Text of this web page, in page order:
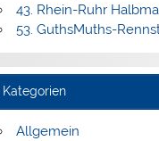
43. Rhein-Ruhr
53. GuthsMuths-
Kategorien
Allgemein